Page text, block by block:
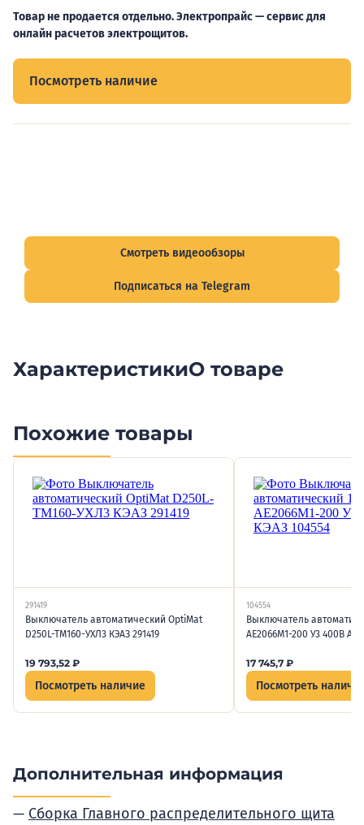
Товар не продается отдельно. Электропрайс — сервис для
онлайн расчетов электрощитов.
Посмотреть наличие
Смотреть видеообзоры
Подписаться на Telegram
ХарактеристикиО товаре
Похожие товары
291419
Выключатель автоматический OptiMat
D250L-TM160-УХЛ3 КЭАЗ 291419
19 793,52 ₽
Посмотреть наличие
104554
Выключатель
АЕ2066М1-200 У3 400В AC
17 745,7 ₽
Посмотреть
Дополнительная информация
Сборка Главного распределительного щита